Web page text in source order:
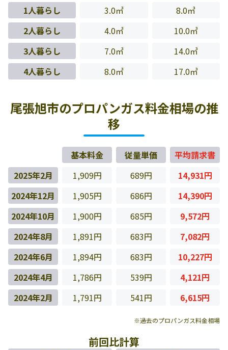
1人暮らし
3.0㎥
8.0㎥
2人暮らし
4.0㎥
10.0㎥
3人暮らし
7.0㎥
14.0㎥
4人暮らし
8.0㎥ 17.0㎥
尾張旭市のプロパンガス料金相場の推
移
基本料金 従量単価
平均請求書
2025年2月
1,909円 689円
14,931円
2024年12月
1,905円 686円
14,390円
2024年10月
1,900円 685円
9,572円
2024年8月
1,891円 683円
7,082円
2024年6月
1,894円 683円
10,227円
2024年4月
1,786円 539円
4,121円
2024年2月
1,791円 541円 6,615円
※過去のプロパンガス料金相場
前回比計算